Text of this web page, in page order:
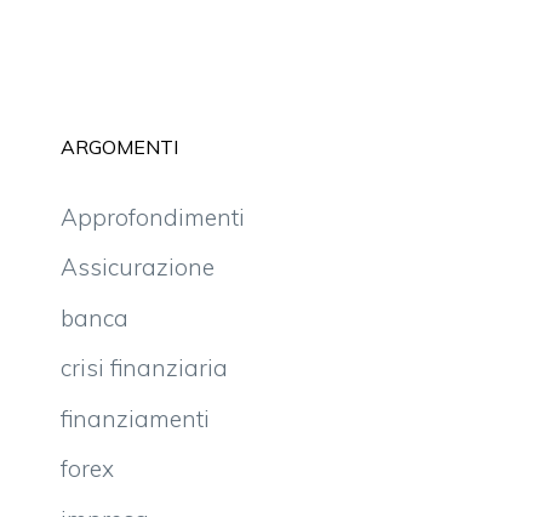
ARGOMENTI
Approfondimenti
Assicurazione
banca
crisi finanziaria
finanziamenti
forex